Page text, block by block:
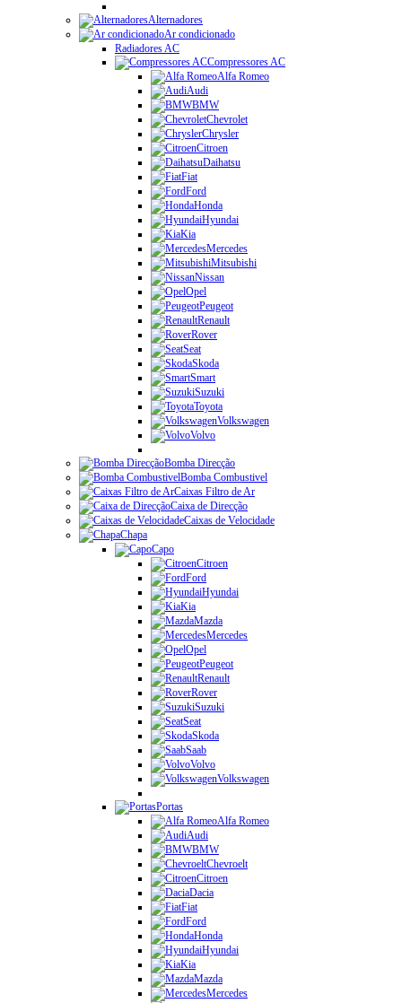
Alternadores
Ar condicionado
Radiadores AC
Compressores AC
Alfa Romeo
Audi
BMW
Chevrolet
Chrysler
Citroen
Daihatsu
Fiat
Ford
Honda
Hyundai
Kia
Mercedes
Mitsubishi
Nissan
Opel
Peugeot
Renault
Rover
Seat
Skoda
Smart
Suzuki
Toyota
Volkswagen
Volvo
Bomba Direcção
Bomba Combustivel
Caixas Filtro de Ar
Caixa de Direcção
Caixas de Velocidade
Chapa
Capo
Citroen
Ford
Hyundai
Kia
Mazda
Mercedes
Opel
Peugeot
Renault
Rover
Suzuki
Seat
Skoda
Saab
Volvo
Volkswagen
Portas
Alfa Romeo
Audi
BMW
Chevroelt
Citroen
Dacia
Fiat
Ford
Honda
Hyundai
Kia
Mazda
Mercedes